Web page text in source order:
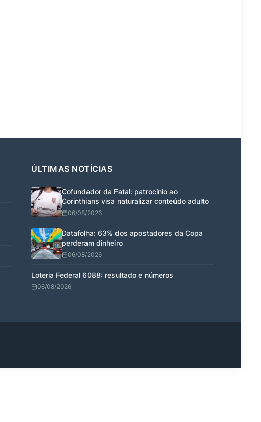
ÚLTIMAS NOTÍCIAS
Cofundador da Fatal: patrocínio ao
Corinthians visa naturalizar conteúdo adulto
06/08/2026
Datafolha: 63% dos apostadores da Copa
perderam dinheiro
06/08/2026
Loteria Federal 6088: resultado e números
06/08/2026